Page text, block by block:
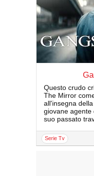
Questo crudo
The Mirror
all'insegna
giovane agente
suo passato
serie Tv